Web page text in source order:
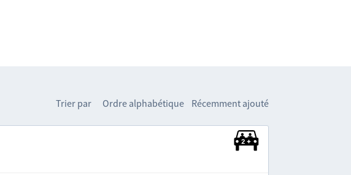
Trier par Ordre alphabétique Récemment ajouté